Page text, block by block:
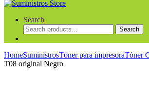
Search
Search
for:
Search
HomeSuministrosTóner para impresoraTóner
T08 original Negro